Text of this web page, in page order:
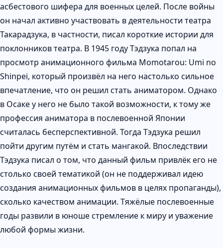
асбестового шифера для военных целей. После войны
он начал активно участвовать в деятельности театра
Такарадзука, в частности, писал короткие истории для
поклонников театра. В 1945 году Тэдзука попал на
просмотр анимационного фильма Momotarou: Umi no
Shinpei, который произвёл на него настолько сильное
впечатление, что он решил стать аниматором. Однако
в Осаке у него не было такой возможности, к тому же
профессия аниматора в послевоенной Японии
считалась бесперспективной. Тогда Тэдзука решил
пойти другим путём и стать мангакой. Впоследствии
Тэдзука писал о том, что данный фильм привлёк его не
столько своей тематикой (он не поддерживал идею
создания анимационных фильмов в целях пропаганды),
сколько качеством анимации. Тяжёлые послевоенные
годы развили в юноше стремление к миру и уважение
любой формы жизни.